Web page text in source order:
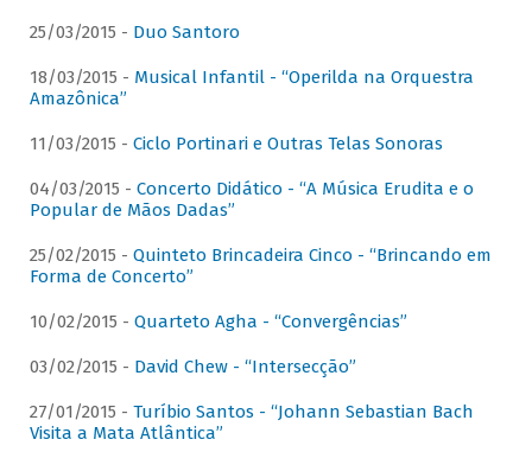
25/03/2015 - Duo Santoro
18/03/2015 - Musical Infantil - “Operilda na Orquestra
Amazônica”
11/03/2015 - Ciclo Portinari e Outras Telas Sonoras
04/03/2015 - Concerto Didático - “A Música Erudita e o
Popular de Mãos Dadas”
25/02/2015 - Quinteto Brincadeira Cinco - “Brincando em
Forma de Concerto”
10/02/2015 - Quarteto Agha - “Convergências”
03/02/2015 - David Chew - “Intersecção”
27/01/2015 - Turíbio Santos - “Johann Sebastian Bach
Visita a Mata Atlântica”